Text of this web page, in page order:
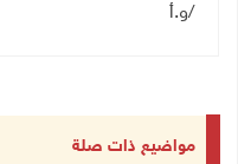
/و.أ
مواضيع ذات صلة